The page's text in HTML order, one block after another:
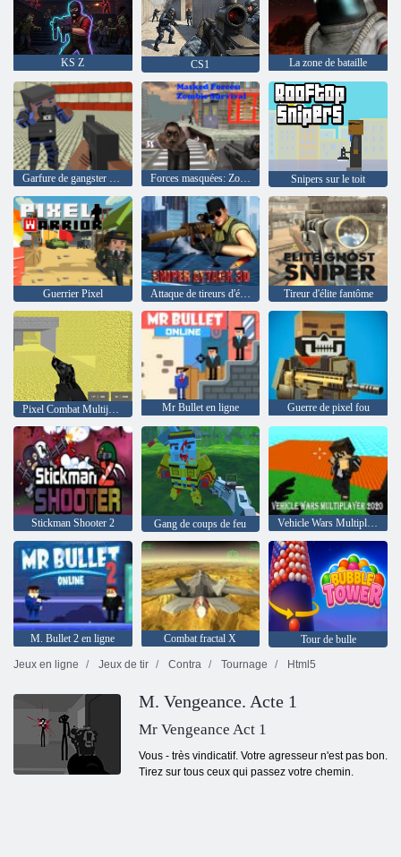
KS Z CS1 La zone de bataille
Garfure de gangster en bloc Forces masquées: Zombie Survival Snipers sur le toit
Guerrier Pixel Attaque de tireurs d'élite 3D Tireur d'élite fantôme
Mr Bullet en ligne Guerre de pixel fou
Stickman Shooter 2 Gang de coups de feu Vehicle Wars Multiplayer 2020
M. Bullet 2 en ligne Combat fractal X
Tour de bulle
Jeux en ligne
Jeux de tir Contra Tournage Html5
M. Vengeance. Acte 1
Mr Vengeance Act 1
Vous - très vindicatif. Votre agresseur n'est pas bon.
Tirez sur tous ceux qui passez votre chemin.